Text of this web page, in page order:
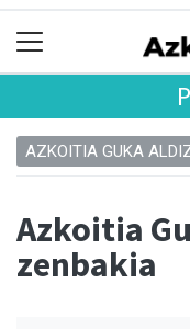
AZKOITIA GUKA
Azkoitia
zenbakia